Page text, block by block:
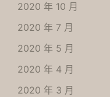
2020 年 10 月
2020 年 7 月
2020 年 5 月
2020 年 4 月
2020 年 3 月